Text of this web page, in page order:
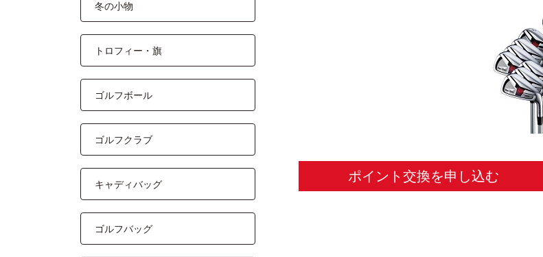
ポイント交換を申し込む
冬の小物
トロフィー・旗
ゴルフボール
ゴルフクラブ
キャディバッグ
ゴルフバッグ